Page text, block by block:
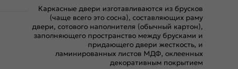
Каркасные двери изготавливаются из брусков
(чаще всего это сосна), составляющих раму
двери, сотового наполнителя (обычный картон),
заполняющего пространство между брусками и
придающего двери жесткость, и
ламинированных листов МДФ, оклеенных
декоративным покрытием